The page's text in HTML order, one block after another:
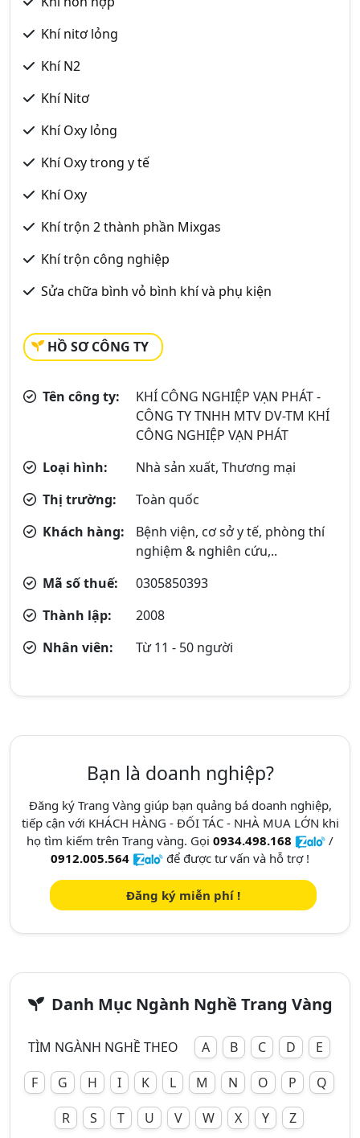
Khí nitơ lỏng
Khí N2
Khí Nitơ
Khí Oxy lỏng
Khí Oxy trong y tế
Khí Oxy
Khí trộn 2 thành phần Mixgas
Khí trộn công nghiệp
Sửa chữa bình vỏ bình khí và phụ kiện
HỒ SƠ CÔNG TY
Tên công ty:
KHÍ CÔNG NGHIỆP VẠN PHÁT -
CÔNG TY TNHH MTV DV-TM KHÍ
CÔNG NGHIỆP VẠN PHÁT
Loại hình:
Nhà sản xuất, Thương mại
Thị trường:
Toàn quốc
Khách hàng:
Bệnh viện, cơ sở y tế, phòng thí
nghiệm & nghiên cứu,..
Mã số thuế:
0305850393
Thành lập:
2008
Nhân viên:
Từ 11 - 50 người
Bạn là doanh nghiệp?
Đăng ký Trang Vàng giúp bạn quảng bá doanh nghiệp,
tiếp cận với KHÁCH HÀNG - ĐỐI TÁC - NHÀ MUA LỚN khi
họ tìm kiếm trên Trang vàng. Gọi 0934.498.168
/
0912.005.564
để được tư vấn và hỗ trợ !
Đăng ký miễn phí !
Danh Mục Ngành Nghề Trang Vàng
TÌM NGÀNH NGHỀ THEO A B C D
E
F
G H I K L M N O P
Q
R
S T U V W X Y Z